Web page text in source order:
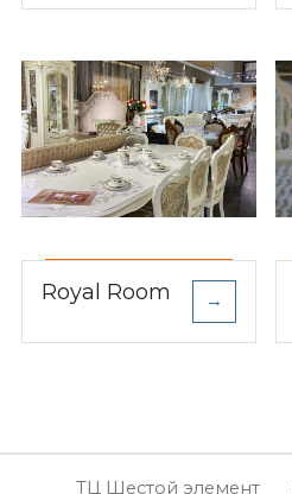
Royal Room →
ТЦ Шестой элемент